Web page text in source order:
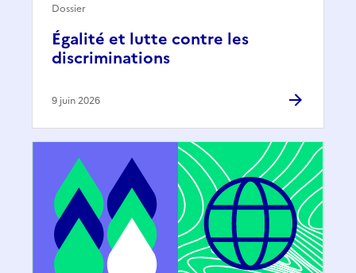
Égalité et lutte contre les
discriminations
Dossier
9 juin 2026